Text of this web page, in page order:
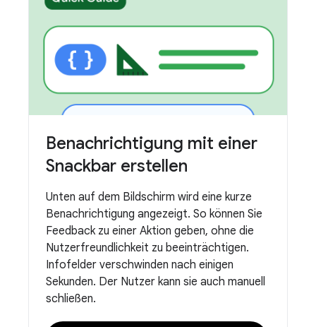
Benachrichtigung mit einer
Snackbar erstellen
Unten auf dem Bildschirm wird eine kurze
Benachrichtigung angezeigt. So können Sie
Feedback zu einer Aktion geben, ohne die
Nutzerfreundlichkeit zu beeinträchtigen.
Infofelder verschwinden nach einigen
Sekunden. Der Nutzer kann sie auch manuell
schließen.